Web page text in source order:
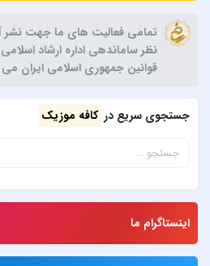
تمامی فعالیت های ما جهت نشر
نظر ساماندهی اداره ارشاد
قوانین جمهوری اسلامی ایران می
جستجوی سریع در کافه موزیک
اینستاگرام ما